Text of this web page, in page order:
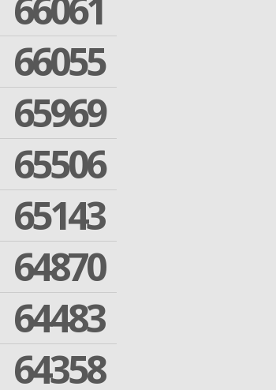
66055
65969
65506
65143
64870
64483
64358